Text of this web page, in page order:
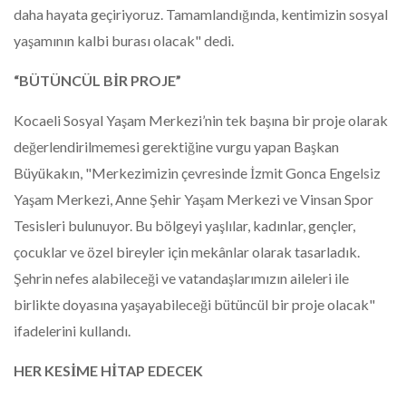
daha hayata geçiriyoruz. Tamamlandığında, kentimizin sosyal
yaşamının kalbi burası olacak" dedi.
“BÜTÜNCÜL BİR PROJE”
Kocaeli Sosyal Yaşam Merkezi’nin tek başına bir proje olarak
değerlendirilmemesi gerektiğine vurgu yapan Başkan
Büyükakın, "Merkezimizin çevresinde İzmit Gonca Engelsiz
Yaşam Merkezi, Anne Şehir Yaşam Merkezi ve Vinsan Spor
Tesisleri bulunuyor. Bu bölgeyi yaşlılar, kadınlar, gençler,
çocuklar ve özel bireyler için mekânlar olarak tasarladık.
Şehrin nefes alabileceği ve vatandaşlarımızın aileleri ile
birlikte doyasına yaşayabileceği bütüncül bir proje olacak"
ifadelerini kullandı.
HER KESİME HİTAP EDECEK